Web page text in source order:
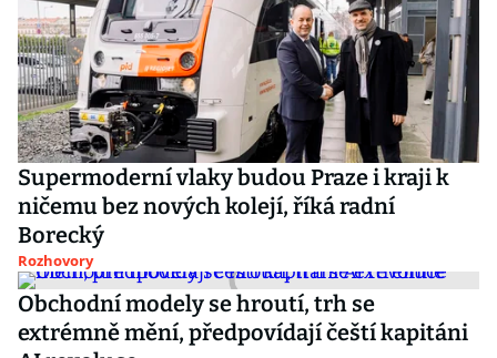
Supermoderní vlaky budou Praze i kraji k
ničemu bez nových kolejí, říká radní
Borecký
Rozhovory
Obchodní modely se hroutí, trh se
extrémně mění, předpovídají čeští kapitáni